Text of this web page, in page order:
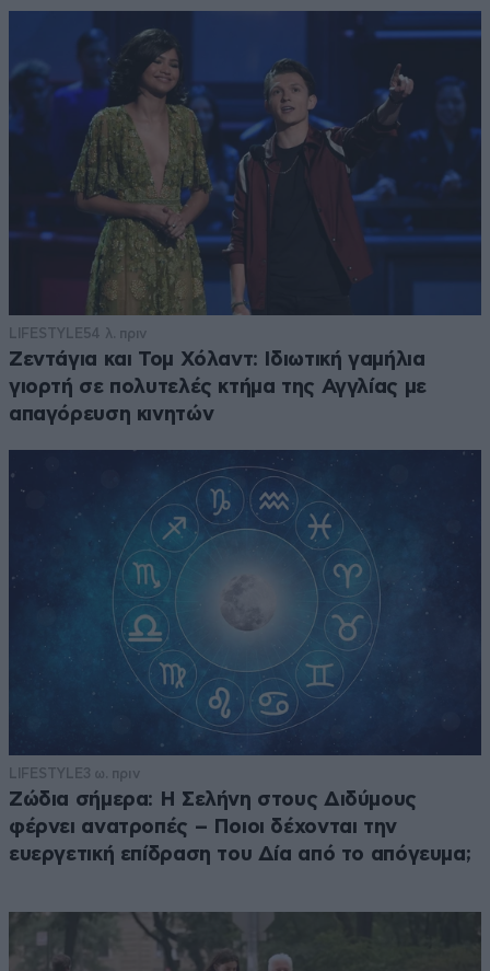
LIFESTYLE54 λ. πριν
Ζεντάγια και Τομ Χόλαντ: Ιδιωτική γαμήλια
γιορτή σε πολυτελές κτήμα της Αγγλίας με
απαγόρευση κινητών
LIFESTYLE3 ω. πριν
Ζώδια σήμερα: Η Σελήνη στους Διδύμους
φέρνει ανατροπές – Ποιοι δέχονται την
ευεργετική επίδραση του Δία από το απόγευμα;